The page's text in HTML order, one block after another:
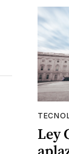
Ley